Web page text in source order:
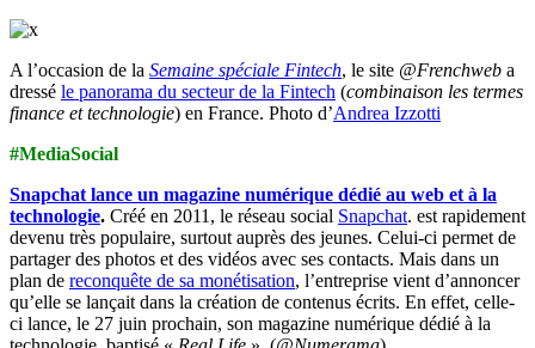
A l’occasion de la Semaine spéciale Fintech, le site @Frenchweb a
dressé le panorama du secteur de la Fintech (combinaison les termes
finance et technologie) en France. Photo d’Andrea Izzotti
#MediaSocial
Snapchat lance un magazine numérique dédié au web et à la
technologie. Créé en 2011, le réseau social Snapchat. est rapidement
devenu très populaire, surtout auprès des jeunes. Celui-ci permet de
partager des photos et des vidéos avec ses contacts. Mais dans un
plan de reconquête de sa monétisation, l’entreprise vient d’annoncer
qu’elle se lançait dans la création de contenus écrits. En effet, celle-
ci lance, le 27 juin prochain, son magazine numérique dédié à la